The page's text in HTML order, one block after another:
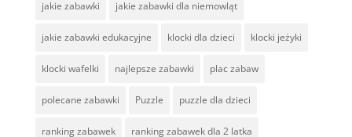
jakie zabawki jakie zabawki dla niemowląt
jakie zabawki edukacyjne klocki dla dzieci klocki jeżyki
klocki wafelki najlepsze zabawki plac zabaw
polecane zabawki Puzzle puzzle dla dzieci
ranking zabawek ranking zabawek dla 2 latka